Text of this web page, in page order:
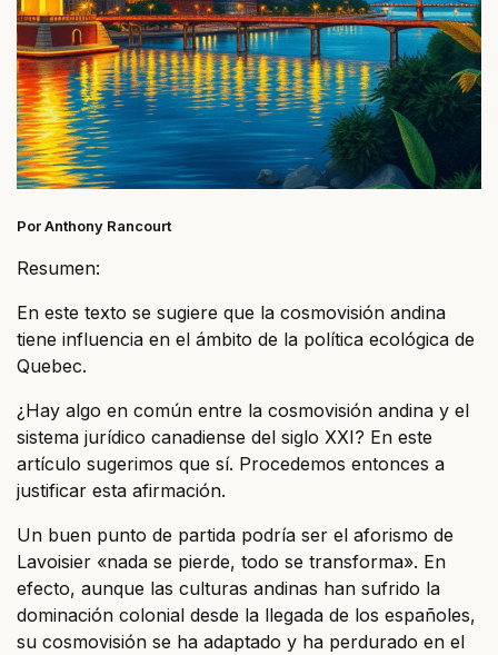
Por Anthony Rancourt
Resumen:
En este texto se sugiere que la cosmovisión andina
tiene influencia en el ámbito de la política ecológica de
Quebec.
¿Hay algo en común entre la cosmovisión andina y el
sistema jurídico canadiense del siglo XXI? En este
artículo sugerimos que sí. Procedemos entonces a
justificar esta afirmación.
Un buen punto de partida podría ser el aforismo de
Lavoisier «nada se pierde, todo se transforma». En
efecto, aunque las culturas andinas han sufrido la
dominación colonial desde la llegada de los españoles,
su cosmovisión se ha adaptado y ha perdurado en el